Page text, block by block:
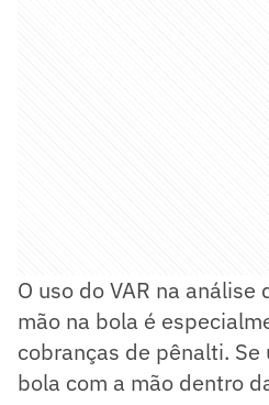
O uso do VAR na
mão na bola é
cobranças de pênalti.
bola com a mão dentro